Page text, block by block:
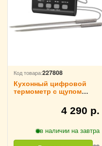
Код товара:227808
Кухонный цифровой
термометр с щупом
4 290 р.
в наличии на завтра